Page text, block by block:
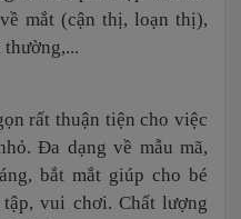
mắt (cận thị, loạn thị),
rất thuận tiện cho việc
Đa dạng về mẫu mã,
bắt mắt giúp cho bé
vui chơi. Chất lượng